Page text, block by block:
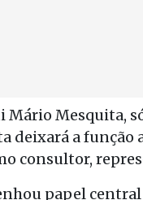
Mesquita,
deixará a
consultor,
papel